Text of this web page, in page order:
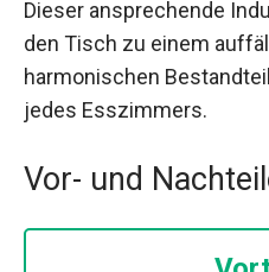
Dieser ansprechende
den Tisch zu einem
harmonischen
jedes Esszimmers.
Vor- und